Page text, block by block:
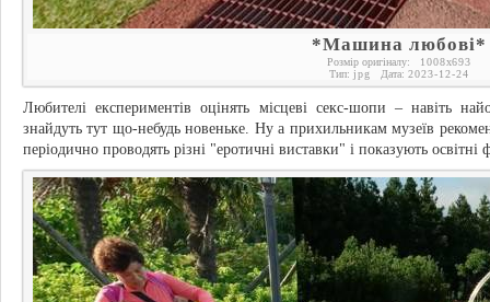
*Машина любові*
Розмір оригіналу: 1008x693
Тип: jpg Дата: 2023-12-24
Любителі експериментів оцінять місцеві секс-шопи – навіть
знайдуть тут що-небудь новеньке. Ну а прихильникам музеїв
періодично проводять різні "еротичні виставки" і показують освітні